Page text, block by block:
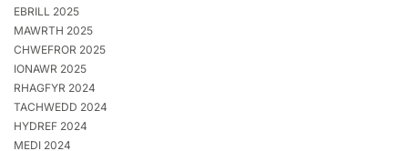
EBRILL 2025
MAWRTH 2025
CHWEFROR 2025
IONAWR 2025
RHAGFYR 2024
TACHWEDD 2024
HYDREF 2024
MEDI 2024